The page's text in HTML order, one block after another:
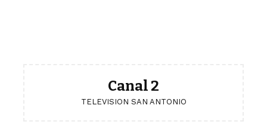
Canal 2
TELEVISION SAN ANTONIO